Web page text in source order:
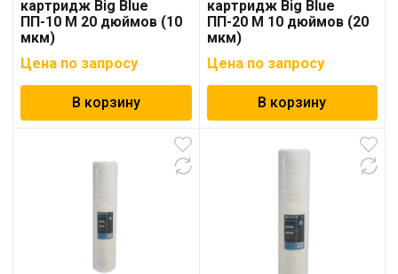
картридж Big Blue
ПП-10 М 20 дюймов (10
мкм)
Цена по запросу
В корзину
картридж Big Blue
ПП-20 М 10 дюймов (20
мкм)
Цена по запросу
В корзину